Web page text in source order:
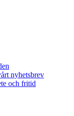
nyhetsbrev
och fritid